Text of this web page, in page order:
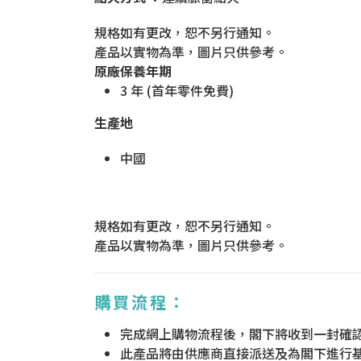
規格如有更改，恕不另行通知。
產品以實物為準，圖片只供參考。
原廠保養年期
3 年 (首年零件免費)
生產地
中國
規格如有更改，恕不另行通知。
產品以實物為準，圖片只供參考。
購買流程：
完成網上購物流程後，閣下將收到一封確
此產品將由供應商直接派送及為閣下進行